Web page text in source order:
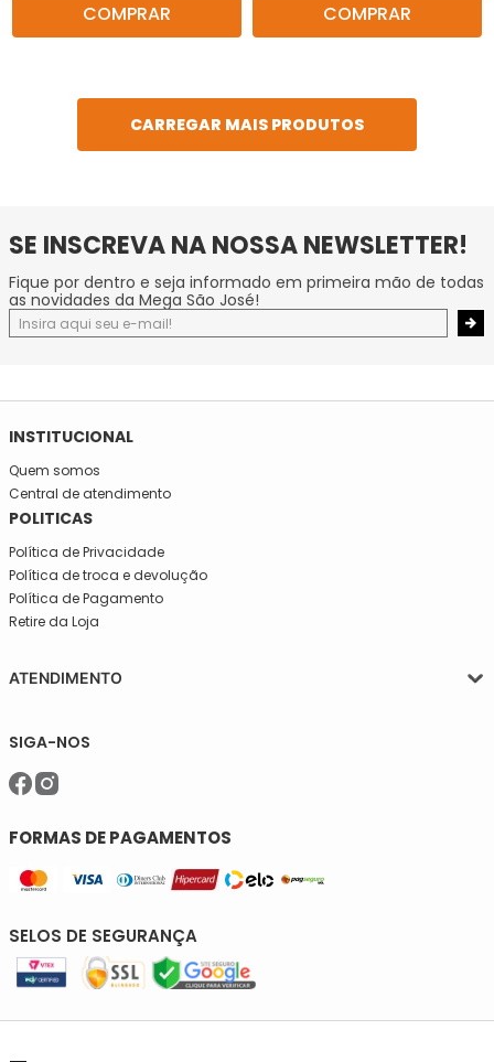
COMPRAR
COMPRAR
SE INSCREVA NA NOSSA NEWSLETTER!
Fique por dentro e seja informado em primeira mão de todas
as novidades da Mega São José!
INSTITUCIONAL
Quem somos
Central de atendimento
POLITICAS
Política de Privacidade
Política de troca e devolução
Política de Pagamento
Retire da Loja
ATENDIMENTO
Sexta, das 08:30 às 16h30.
Telefone: (11)5627-7800
WhatsApp: (11)94238-1925
sac@meiassaojose.com.br
SIGA-NOS
FORMAS DE PAGAMENTOS
SELOS DE SEGURANÇA